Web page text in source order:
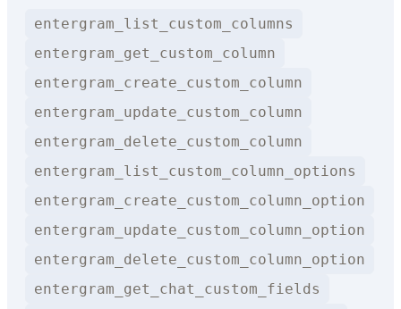
entergram_list_custom_columns
entergram_get_custom_column
entergram_create_custom_column
entergram_update_custom_column
entergram_delete_custom_column
entergram_list_custom_column_options
entergram_create_custom_column_option
entergram_update_custom_column_option
entergram_delete_custom_column_option
entergram_get_chat_custom_fields